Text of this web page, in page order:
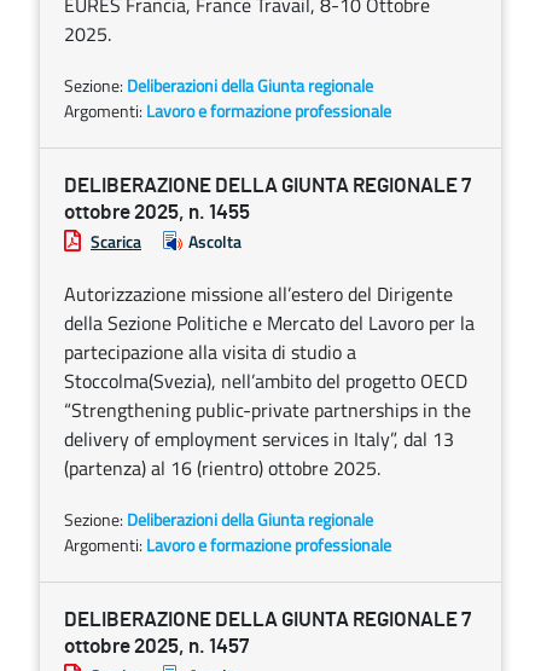
2025.
Sezione: Deliberazioni della Giunta regionale
Argomenti: Lavoro e formazione professionale
DELIBERAZIONE DELLA GIUNTA REGIONALE 7
ottobre 2025, n. 1455
Scarica Ascolta
Autorizzazione missione all’estero del Dirigente
della Sezione Politiche e Mercato del Lavoro per la
partecipazione alla visita di studio a
Stoccolma(Svezia), nell’ambito del progetto OECD
“Strengthening public-private partnerships in the
delivery of employment services in Italy”, dal 13
(partenza) al 16 (rientro) ottobre 2025.
Sezione: Deliberazioni della Giunta regionale
Argomenti: Lavoro e formazione professionale
DELIBERAZIONE DELLA GIUNTA REGIONALE 7
ottobre 2025, n. 1457